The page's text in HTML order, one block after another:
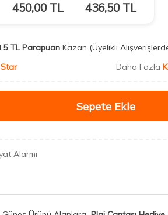
450,00TL 436,50TL
5 TL Parapuan Kazan (Üyelikli
Daha Fazla
Sepete Ekle
Alarmı